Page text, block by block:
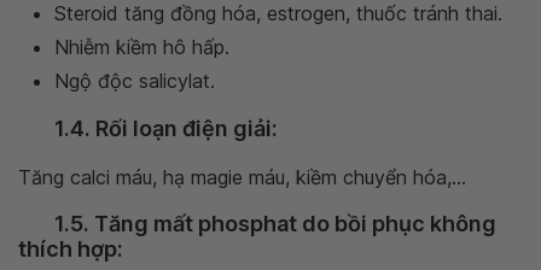
Steroid tăng đồng hóa, estrogen, thuốc tránh thai.
Nhiễm kiềm hô hấp.
Ngộ độc salicylat.
1.4. Rối loạn điện giải:
Tăng calci máu, hạ magie máu, kiềm chuyển hóa,...
1.5. Tăng mất phosphat do bồi phục không
thích hợp: